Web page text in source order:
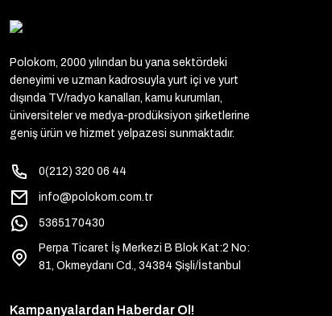
Polokom, 2000 yılından bu yana sektördeki
deneyimi ve uzman kadrosuyla yurt içi ve yurt
dışında TV/radyo kanalları, kamu kurumları,
üniversiteler ve medya-prodüksiyon şirketlerine
geniş ürün ve hizmet yelpazesi sunmaktadır.
0(212) 320 06 44
info@polokom.com.tr
5365170430
Perpa Ticaret İş Merkezi B Blok Kat:2 No:
81, Okmeydanı Cd., 34384 Şişli/İstanbul
Kampanyalardan Haberdar Ol!